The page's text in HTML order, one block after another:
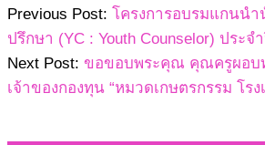
Previous Post: โครงการอบรมแกนนำ
ปรึกษา (YC : Youth Counselor) ประจ
Next Post: ขอขอบพระคุณ คุณครูผอบ
เจ้าของกองทุน “หมวดเกษตรกรรม โรง